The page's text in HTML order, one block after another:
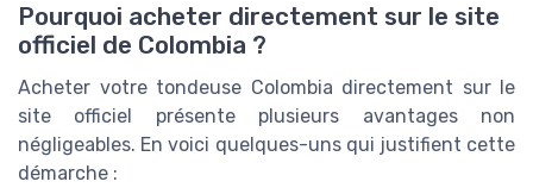
Pourquoi acheter directement sur le site
officiel de Colombia ?
Acheter votre tondeuse Colombia directement sur le
site officiel présente plusieurs avantages non
négligeables. En voici quelques-uns qui justifient cette
démarche :